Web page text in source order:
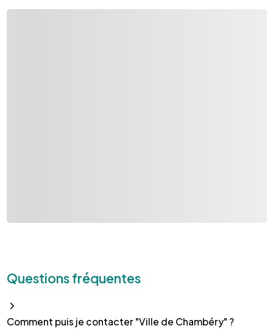
Questions fréquentes
Comment puis je contacter "Ville de Chambéry" ?